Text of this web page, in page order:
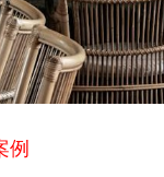
例